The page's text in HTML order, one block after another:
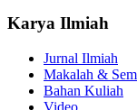
Karya Ilmiah
Jurnal Ilmiah
Makalah &
Bahan Kuliah
Video